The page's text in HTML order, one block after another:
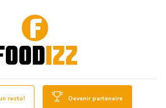
resto! Devenir partenaire